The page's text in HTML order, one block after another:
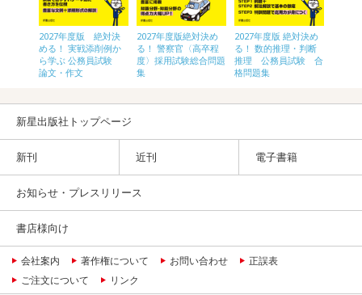
2027年度版 絶対決
める！ 実戦添削例か
ら学ぶ 公務員試験
論文・作文
2027年度版絶対決め
る！ 警察官〈高卒程
度〉採用試験総合問題
集
2027年度版 絶対決め
る！ 数的推理・判断
推理 公務員試験 合
格問題集
新星出版社トップページ
新刊 近刊 電子書籍
お知らせ・プレスリリース
書店様向け
会社案内 著作権について お問い合わせ
正誤表
ご注文について
リンク